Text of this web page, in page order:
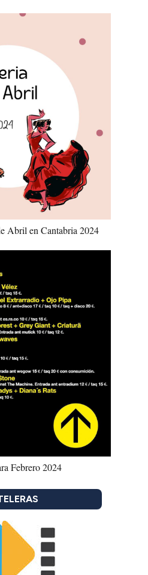
Abril en Cantabria 2024
Febrero 2024